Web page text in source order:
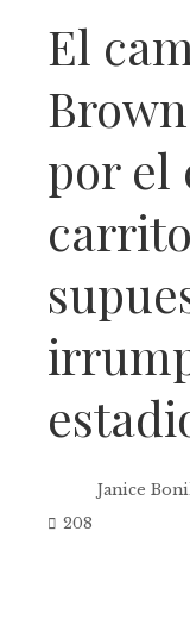
El
por el
Janice
208